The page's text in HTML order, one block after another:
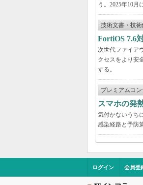
う。2025年10
技術文書・技
FortiOS 7.6
次世代ファイア
クセスをより安
する。
プレミアムコ
スマホの発
気付かないうち
感染経路と予防
ログイン 会員登